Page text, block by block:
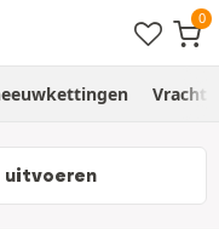
uitvoeren